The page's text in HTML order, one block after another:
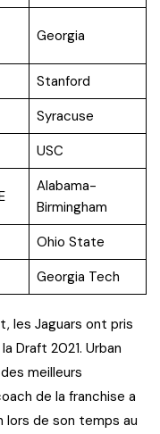
Georgia
Stanford
Syracuse
USC
Alabama-
Birmingham
Ohio State
Georgia Tech
les Jaguars ont pris
Draft 2021. Urban
meilleurs
de la franchise a
lors de son temps au